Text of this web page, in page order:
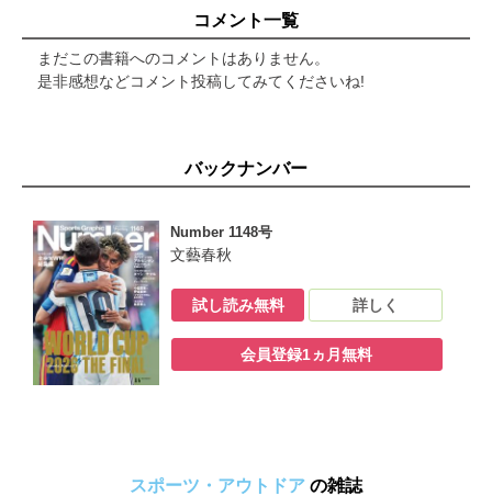
SCORE CARD INTERVIEW VOLLEYBALL 深津英臣 7年ぶり
の代表で36歳セッターが感じた楽しさとは
SCORE CARD INTERVIEW GOLF 倉林紅 7人プレーオフで
初優勝。銀座奮発作戦と自己暗示
次号予告＆編集後記
CATCH THE NEWS
コメント一覧
まだこの書籍へのコメントはありません。
是非感想などコメント投稿してみてくださいね!
バックナンバー
Number 1148号
文藝春秋
試し読み無料 詳しく
会員登録1ヵ月無料
スポーツ・アウトドア の雑誌